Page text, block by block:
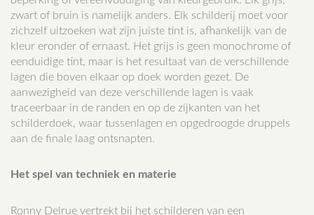
zwart of bruin is namelijk anders. Elk schilderij moet voor
zichzelf uitzoeken wat zijn juiste tint is, afhankelijk van de
kleur eronder of ernaast. Het grijs is geen monochrome of
eenduidige tint, maar is het resultaat van de verschillende
lagen die boven elkaar op doek worden gezet. De
aanwezigheid van deze verschillende lagen is vaak
traceerbaar in de randen en op de zijkanten van het
schilderdoek, waar tussenlagen en opgedroogde druppels
aan de finale laag ontsnapten.
Het spel van techniek en materie
Ronny Delrue vertrekt bij het schilderen van een